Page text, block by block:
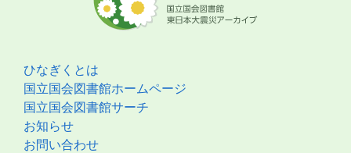
ひなぎくとは
国立国会図書館ホームページ
国立国会図書館サーチ
お知らせ
お問い合わせ